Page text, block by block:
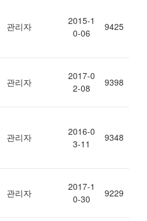
관리자
2015-1
0-06
9425
관리자
2017-0
2-08
9398
관리자
2016-0
3-11
9348
관리자
2017-1
0-30
9229